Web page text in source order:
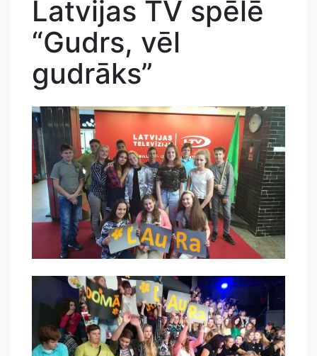
Latvijas TV spēlē
“Gudrs, vēl
gudrāks”